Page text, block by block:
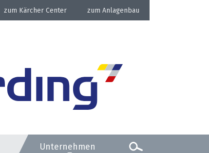
Kärcher Center Anlagenbau
Unternehmen